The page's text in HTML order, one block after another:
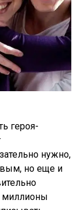
героя-
нужно,
но еще и
миллионы